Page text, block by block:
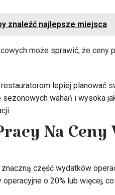
znaleźć najlepsze miejsca
może sprawić, że
lepiej planować
wahań i wysoka
Na
część wydatków
o 20% lub więcej,